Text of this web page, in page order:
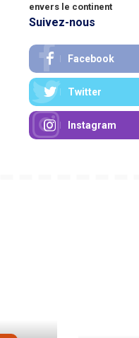
envers le continent
Suivez-nous
Facebook
Twitter
Instagram